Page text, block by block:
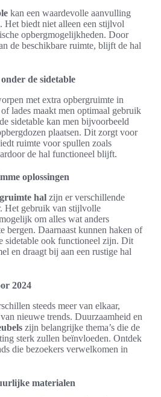
kan een waardevolle aanvulling
. Het biedt niet alleen een stijlvol
opbergmogelijkheden. Door
de beschikbare ruimte, blijft de hal
de sidetable
met extra opbergruimte in
lades maakt men optimaal gebruik
sidetable kan men bijvoorbeeld
plaatsen. Dit zorgt voor
ruimte voor spullen zoals
de hal functioneel blijft.
oplossingen
hal zijn er verschillende
Het gebruik van stijlvolle
om alles wat anders
bergen. Daarnaast kunnen haken of
sidetable ook functioneel zijn. Dit
en draagt bij aan een rustige hal
2024
steeds meer van elkaar,
nieuwe trends. Duurzaamheid en
zijn belangrijke thema’s die de
sterk zullen beïnvloeden. Ontdek
die bezoekers verwelkomen in
materialen